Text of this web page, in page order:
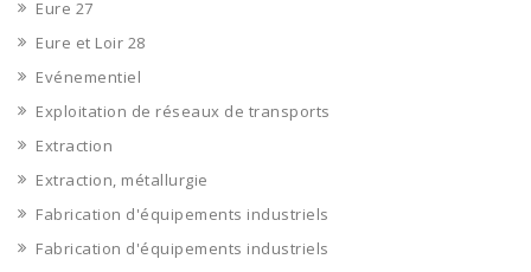
Eure 27
Eure et Loir 28
Evénementiel
Exploitation de réseaux de transports
Extraction
Extraction, métallurgie
Fabrication d'équipements industriels
Fabrication d'équipements industriels